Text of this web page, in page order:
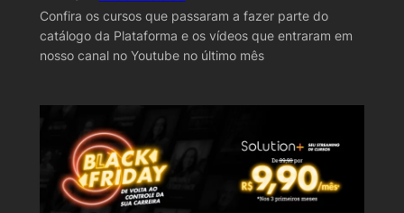
Confira os cursos que passaram a fazer parte do
catálogo da Plataforma e os vídeos que entraram em
nosso canal no Youtube no último mês